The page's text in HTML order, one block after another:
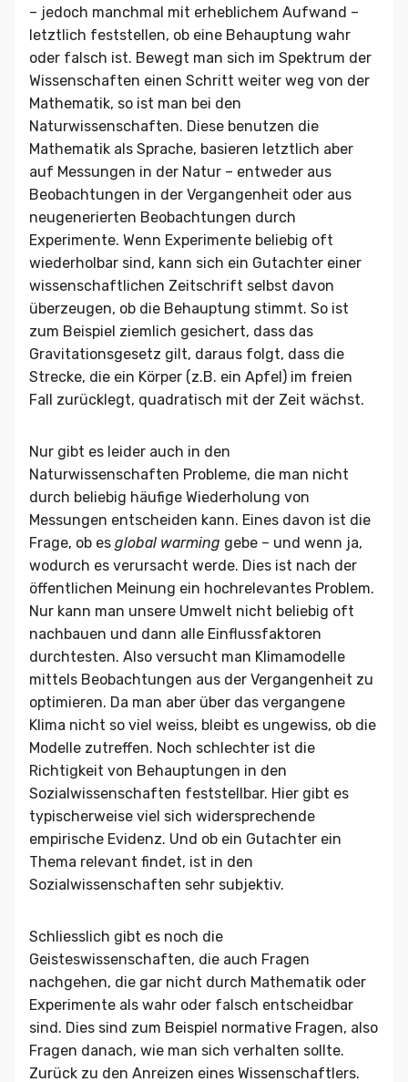
– jedoch manchmal mit erheblichem Aufwand –
letztlich feststellen, ob eine Behauptung wahr
oder falsch ist. Bewegt man sich im Spektrum der
Wissenschaften einen Schritt weiter weg von der
Mathematik, so ist man bei den
Naturwissenschaften. Diese benutzen die
Mathematik als Sprache, basieren letztlich aber
auf Messungen in der Natur – entweder aus
Beobachtungen in der Vergangenheit oder aus
neugenerierten Beobachtungen durch
Experimente. Wenn Experimente beliebig oft
wiederholbar sind, kann sich ein Gutachter einer
wissenschaftlichen Zeitschrift selbst davon
überzeugen, ob die Behauptung stimmt. So ist
zum Beispiel ziemlich gesichert, dass das
Gravitationsgesetz gilt, daraus folgt, dass die
Strecke, die ein Körper (z.B. ein Apfel) im freien
Fall zurücklegt, quadratisch mit der Zeit wächst.
Nur gibt es leider auch in den
Naturwissenschaften Probleme, die man nicht
durch beliebig häufige Wiederholung von
Messungen entscheiden kann. Eines davon ist die
Frage, ob es global warming gebe – und wenn ja,
wodurch es verursacht werde. Dies ist nach der
öffentlichen Meinung ein hochrelevantes Problem.
Nur kann man unsere Umwelt nicht beliebig oft
nachbauen und dann alle Einflussfaktoren
durchtesten. Also versucht man Klimamodelle
mittels Beobachtungen aus der Vergangenheit zu
optimieren. Da man aber über das vergangene
Klima nicht so viel weiss, bleibt es ungewiss, ob die
Modelle zutreffen. Noch schlechter ist die
Richtigkeit von Behauptungen in den
Sozialwissenschaften feststellbar. Hier gibt es
typischerweise viel sich widersprechende
empirische Evidenz. Und ob ein Gutachter ein
Thema relevant findet, ist in den
Sozialwissenschaften sehr subjektiv.
Schliesslich gibt es noch die
Geisteswissenschaften, die auch Fragen
nachgehen, die gar nicht durch Mathematik oder
Experimente als wahr oder falsch entscheidbar
sind. Dies sind zum Beispiel normative Fragen, also
Fragen danach, wie man sich verhalten sollte.
Zurück zu den Anreizen eines Wissenschaftlers.